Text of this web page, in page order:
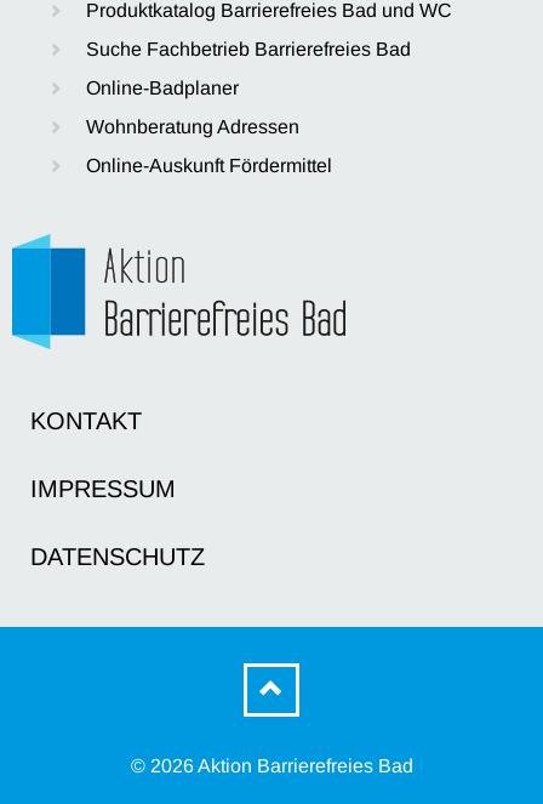
Produktkatalog Barrierefreies Bad und WC
Suche Fachbetrieb Barrierefreies Bad
Online-Badplaner
Wohnberatung Adressen
Online-Auskunft Fördermittel
KONTAKT
IMPRESSUM
DATENSCHUTZ
© 2026 Aktion Barrierefreies Bad